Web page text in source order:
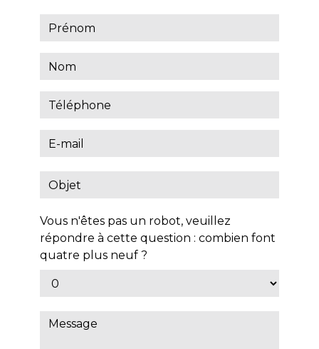
Vous n'êtes pas un robot, veuillez
répondre à cette question : combien font
quatre plus neuf ?